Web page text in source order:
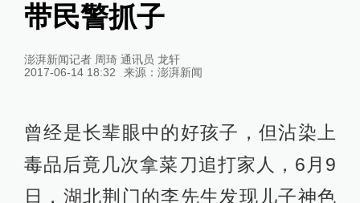
带民警抓子
澎湃新闻记者 周琦 通讯员 龙轩
2017-06-14 18:32
来源： 澎湃新闻
曾经是长辈眼中的好孩子，但沾染上
毒品后竟几次拿菜刀追打家人，6月9
日，湖北荆门的李先生发现儿子神色